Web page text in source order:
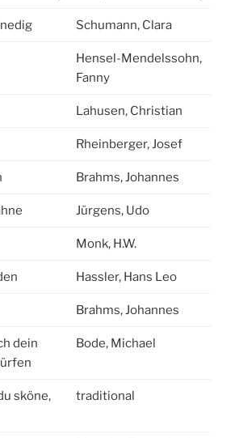
Schumann, Clara
Hensel-Mendelssohn,
Fanny
Lahusen, Christian
Rheinberger, Josef
Brahms, Johannes
Jürgens, Udo
Monk, H.W.
Hassler, Hans Leo
Brahms, Johannes
dein
Bode, Michael
sköne,
traditional